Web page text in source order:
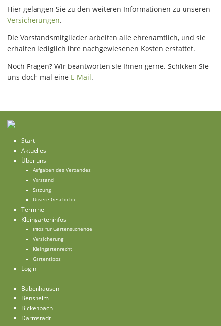
Hier gelangen Sie zu den weiteren Informationen zu unseren
Versicherungen.
Die Vorstandsmitglieder arbeiten alle ehrenamtlich, und sie
erhalten lediglich ihre nachgewiesenen Kosten erstattet.
Noch Fragen? Wir beantworten sie Ihnen gerne. Schicken Sie
uns doch mal eine E-Mail.
Start
Aktuelles
Über uns
Aufgaben des Verbandes
Vorstand
Satzung
Unsere Geschichte
Termine
Kleingarteninfos
Infos für Gartensuchende
Versicherung
Kleingartenrecht
Gartentipps
Login
Babenhausen
Bensheim
Bickenbach
Darmstadt